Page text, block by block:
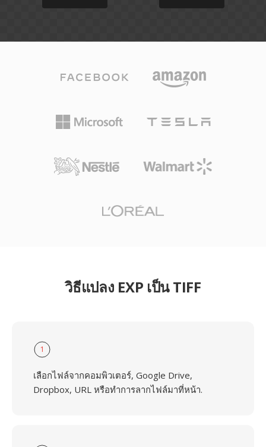
วิธีแปลง EXP เป็น TIFF
1
เลือกไฟล์จากคอมพิวเตอร์, Google Drive,
Dropbox, URL หรือทำการลากไฟล์มาที่หน้า.